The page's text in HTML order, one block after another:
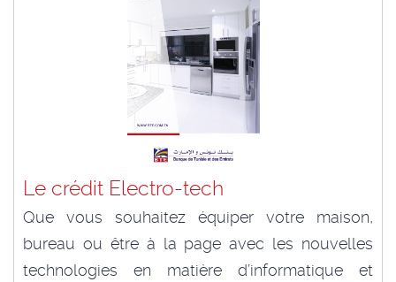
Le crédit Electro-tech
Que vous souhaitez équiper votre maison,
bureau ou être à la page avec les nouvelles
technologies en matière d’informatique et